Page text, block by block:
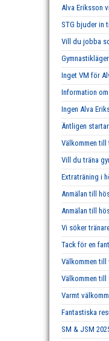
Alva Eriksson
STG bjuder in
Vill du jobba
Inget VM för
Information
Ingen Alva
Äntligen
Välkommen till
Vill du träna
Extraträning i
Anmälan till
Anmälan till
Vi söker
Tack för en
Välkommen
Välkommen till
Varmt
Fantastiska
SM & JSM